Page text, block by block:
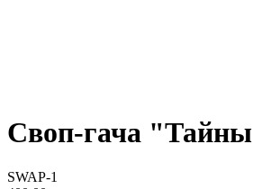
Своп-гача
SWAP-1